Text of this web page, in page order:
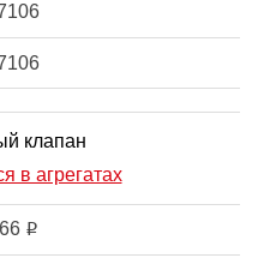
клапан
в агрегатах
i